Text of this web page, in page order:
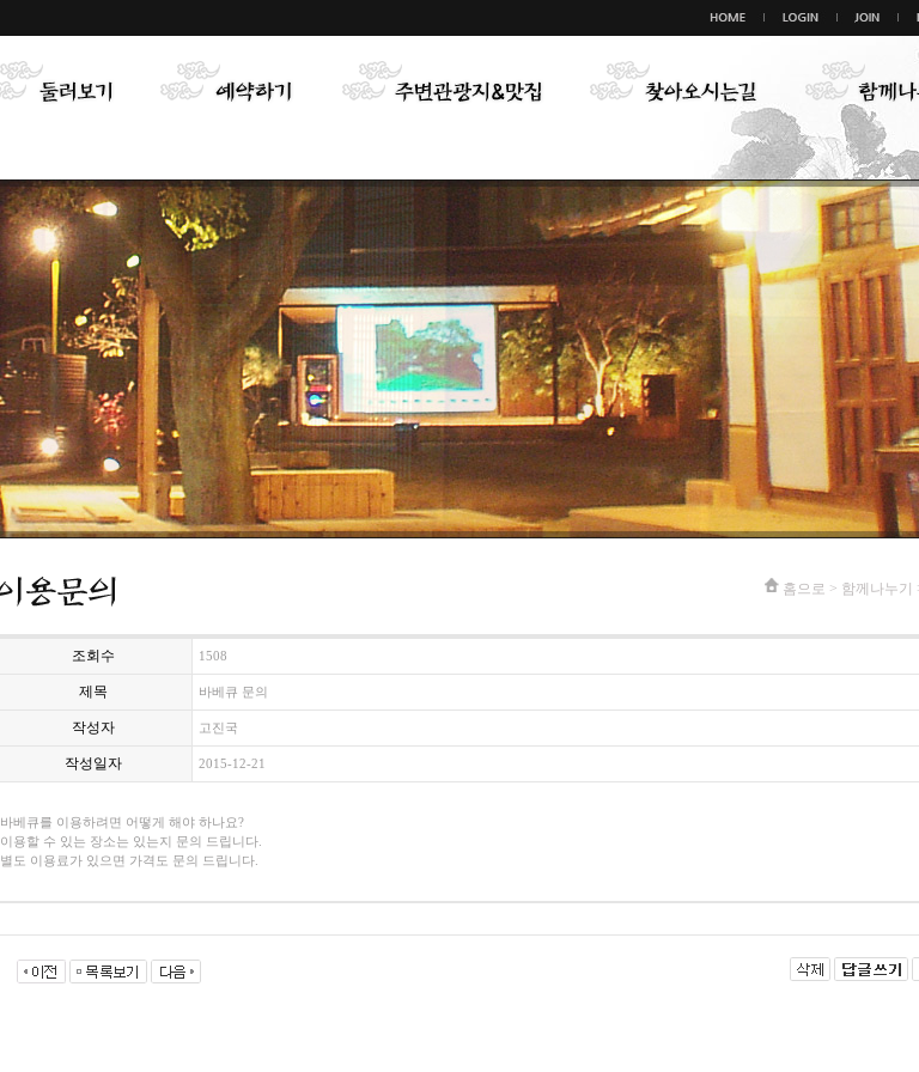
홈으로 > 함께나누기
조회수 1508
제목 바베큐 문의
작성자 고진국
작성일자 2015-12-21
바베큐를 이용하려면 어떻게 해야 하나요?
이용할 수 있는 장소는 있는지 문의 드립니다.
별도 이용료가 있으면 가격도 문의 드립니다.